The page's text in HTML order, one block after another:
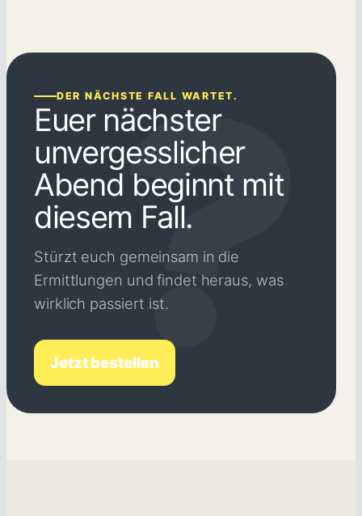
DER NÄCHSTE FALL WARTET.
Euer nächster
unvergesslicher
Abend beginnt mit
diesem Fall.
Stürzt euch gemeinsam in die
Ermittlungen und findet heraus, was
wirklich passiert ist.
Jetzt bestellen